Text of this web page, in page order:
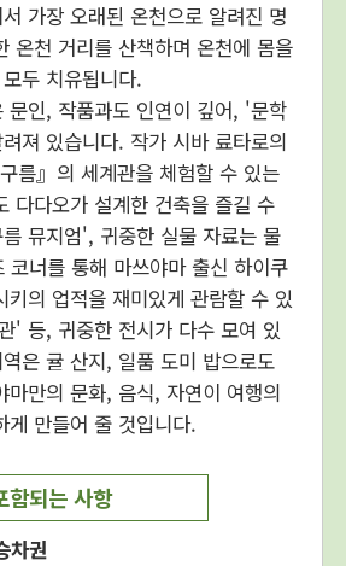
가장 오래된 온천으로 알려진 명
온천 거리를 산책하며 온천에 몸을
두 치유됩니다.
문인, 작품과도 인연이 깊어, '문학
져 있습니다. 작가 시바 료타로의
름』의 세계관을 체험할 수 있는
다다오가 설계한 건축을 즐길 수
뮤지엄', 귀중한 실물 자료는 물
코너를 통해 마쓰야마 출신 하이쿠
키의 업적을 재미있게 관람할 수 있
' 등, 귀중한 전시가 다수 모여 있
은 귤 산지, 일품 도미 밥으로도
마만의 문화, 음식, 자연이 여행의
게 만들어 줄 것입니다.
함되는 사항
차권